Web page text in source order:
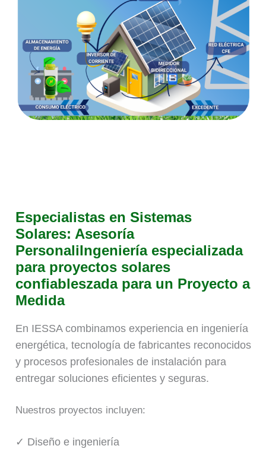
Especialistas en Sistemas
Solares: Asesoría
PersonaliIngeniería especializada
para proyectos solares
confiableszada para un Proyecto a
Medida
En IESSA combinamos experiencia en ingeniería
energética, tecnología de fabricantes reconocidos
y procesos profesionales de instalación para
entregar soluciones eficientes y seguras.
Nuestros proyectos incluyen:
✓ Diseño e ingeniería